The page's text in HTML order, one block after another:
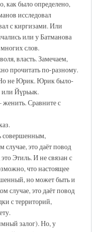
как было определено,
исследовал
с киргизами. Или
или у Батманова
слов.
власть. Замечаем,
прочитать по-разному.
не Юрик. Юрик было-
или Йүрьык.
женить. Сравните с
совершенным,
случае, это даёт повод
Этиль. И не связан с
что настоящее
но может быть и
случае, это даёт повод
с территорий,
залог). Но, у